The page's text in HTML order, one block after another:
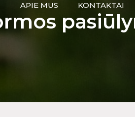
APIE MUS KONTAKTAI